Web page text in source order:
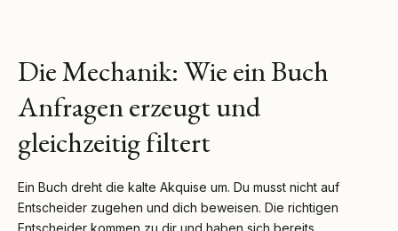
Die Mechanik: Wie ein Buch
Anfragen erzeugt und
gleichzeitig filtert
Ein Buch dreht die kalte Akquise um. Du musst nicht auf
Entscheider zugehen und dich beweisen. Die richtigen
Entscheider kommen zu dir und haben sich bereits